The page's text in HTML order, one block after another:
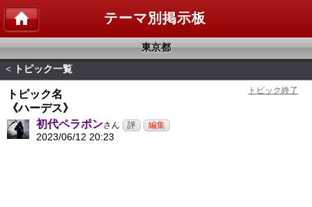
テーマ別掲示板
東京都
< トピック一覧
トピック名
《ハーデス》
初代ペラポンさん
2023/06/12 20:23